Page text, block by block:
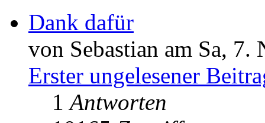
Dank dafür
von Sebastian am Sa, 7.
Erster ungelesener
1Antworten